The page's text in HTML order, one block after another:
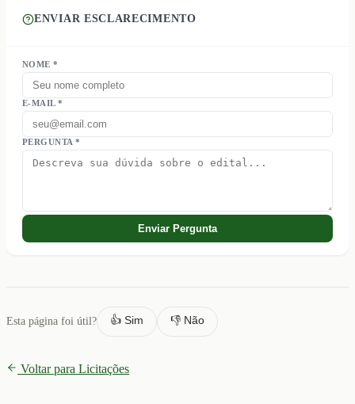
ENVIAR ESCLARECIMENTO
NOME *
E-MAIL *
PERGUNTA *
Enviar Pergunta
Esta página foi útil? 👍 Sim 👎 Não
Voltar para Licitações